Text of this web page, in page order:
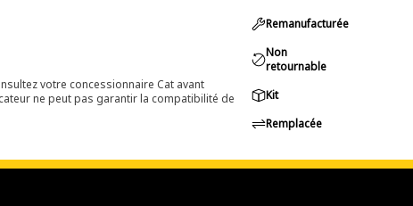
votre concessionnaire Cat avant
ne peut pas garantir la compatibilité de
Remanufacturée
Non
retournable
Kit
Remplacée